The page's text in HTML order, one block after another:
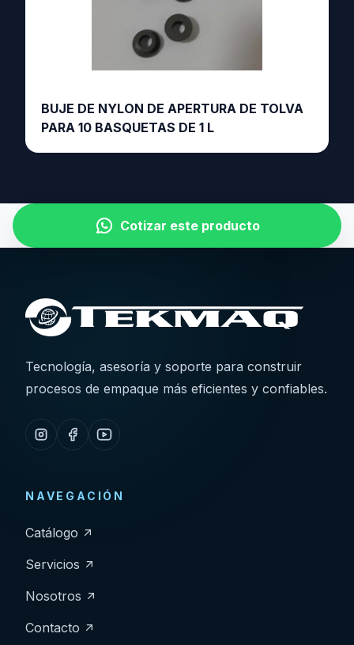
BUJE DE NYLON DE APERTURA DE TOLVA
PARA 10 BASQUETAS DE 1 L
Cotizar este producto
Tecnología, asesoría y soporte para construir
procesos de empaque más eficientes y confiables.
NAVEGACIÓN
Catálogo
Servicios
Nosotros
Contacto